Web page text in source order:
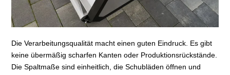
Die Verarbeitungsqualität macht einen guten Eindruck. Es gibt
keine übermäßig scharfen Kanten oder Produktionsrückstände.
Die Spaltmaße sind einheitlich, die Schubläden öffnen und